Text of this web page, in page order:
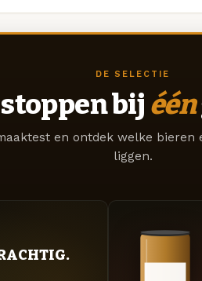
DE SELECTIE
bij één
en ontdek welke
liggen.